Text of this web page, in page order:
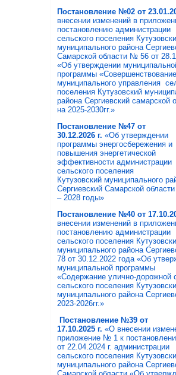
Постановление №02 от
внесении изменений в
постановлению администрации
сельского поселения
муниципального района
Самарской области № 56 от
«Об утверждении
программы «Совершенствование
муниципального управления
поселения Кутузовский
района Сергиевский самарской
на 2025-2030гг.»
Постановление №47 от
30.12.2026 г. «Об утверждении
программы энергосбережения и
повышения энергетической
эффективности администрации
сельского поселения
Кутузовский муниципального
Сергиевский Самарской
– 2028 годы»
Постановление №40 от
внесении изменений в
постановлению администрации
сельского поселения
муниципального района
78 от 30.12.2022 года «Об
муниципальной программы
«Содержание улично-дорожной
сельского поселения
муниципального района
2023-2026гг.»
Постановление №39 от
17.10.2025 г. «О внесении
приложение № 1 к
от 22.04.2024 г. администрации
сельского поселения
муниципального района